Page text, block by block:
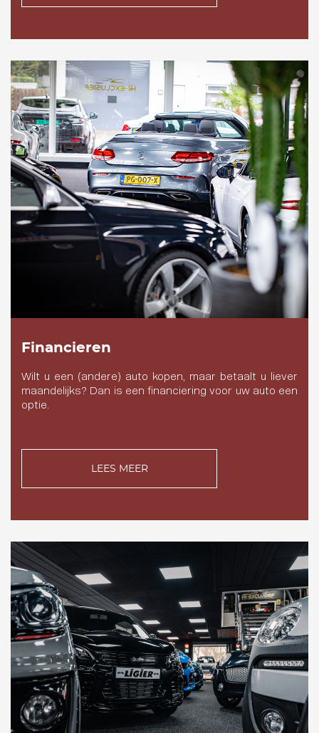
Financieren
Wilt u een (andere) auto kopen, maar betaalt u liever
maandelijks? Dan is een financiering voor uw auto een
optie.
LEES MEER